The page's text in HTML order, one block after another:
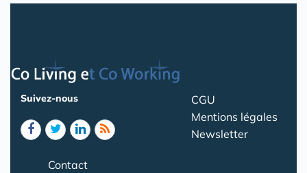
Suivez-nous
CGU
Mentions légales
Newsletter
Contact